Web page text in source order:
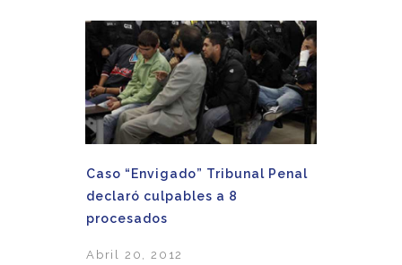
Caso “Envigado” Tribunal Penal
declaró culpables a 8
procesados
Abril 20, 2012